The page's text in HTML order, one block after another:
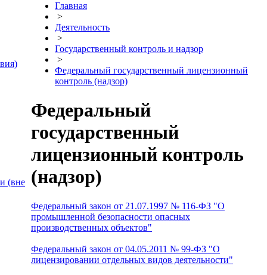
(вне
Главная
>
Деятельность
>
Государственный контроль и надзор
>
Федеральный государственный лицензионный
контроль (надзор)
Федеральный
государственный
лицензионный контроль
(надзор)
Федеральный закон от 21.07.1997 № 116-ФЗ "О
промышленной безопасности опасных
производственных объектов"
Федеральный закон от 04.05.2011 № 99-ФЗ "О
лицензировании отдельных видов деятельности"